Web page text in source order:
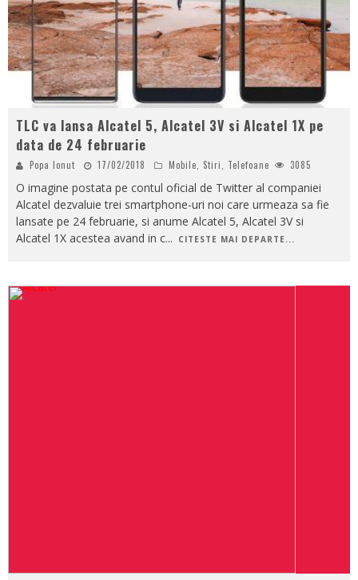
TLC va lansa Alcatel 5, Alcatel 3V si Alcatel 1X pe
data de 24 februarie
Popa Ionut 17/02/2018 Mobile Stiri Telefoane 3085
O imagine postata pe contul oficial de Twitter al companiei
Alcatel dezvaluie trei smartphone-uri noi care urmeaza sa fie
lansate pe 24 februarie, si anume Alcatel 5, Alcatel 3V si
Alcatel 1X acestea avand in c... CITESTE MAI DEPARTE...